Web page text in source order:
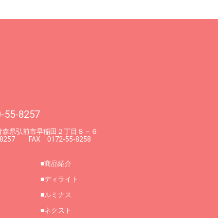
55-8257
県弘前市早稲田２丁目８－６
FAX 0172-55-8258
商品紹介
ディライト
ルミナス
ネクスト